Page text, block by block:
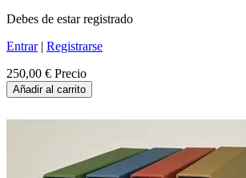
Debes de estar registrado
Entrar| Registrarse
250,00 € Precio
Añadir al carrito